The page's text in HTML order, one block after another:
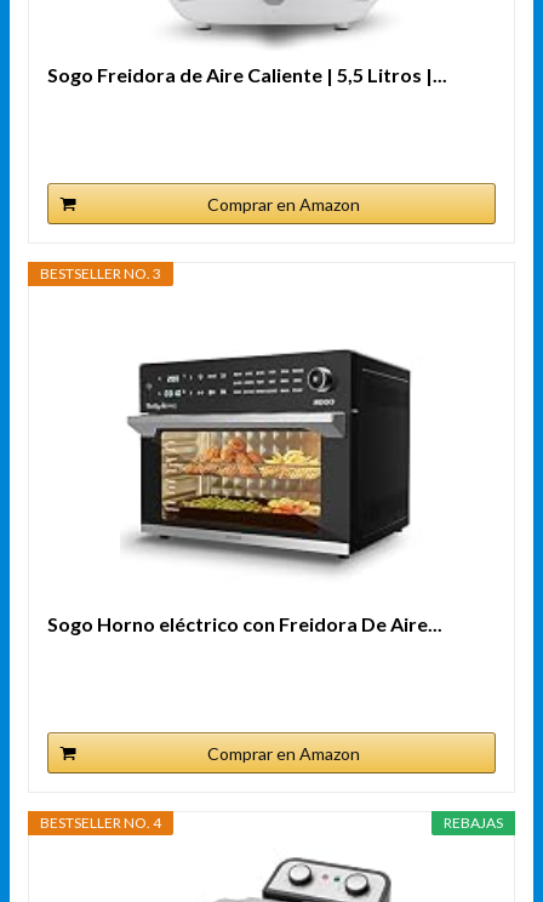
Sogo Freidora de Aire Caliente | 5,5 Litros |...
Comprar en Amazon
BESTSELLER NO. 3
Sogo Horno eléctrico con Freidora De Aire...
Comprar en Amazon
REBAJAS
BESTSELLER NO. 4